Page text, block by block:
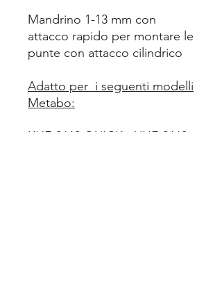
Mandrino 1-13 mm con
attacco rapido per montare le
punte con attacco cilindrico
Adatto per i seguenti modelli
Metabo:
KHE 2660 QUICK - UHE 2660-